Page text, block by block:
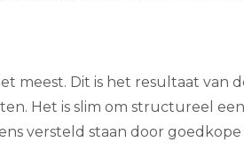
meest. Dit is het resultaat van
Het is slim om structureel
versteld staan door